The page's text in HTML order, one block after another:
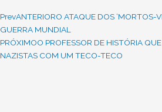
PrevANTERIORO ATAQUE DOS ‘MORTOS-
GUERRA MUNDIAL
PRÓXIMOO PROFESSOR DE HISTÓRIA
NAZISTAS COM UM TECO-TECO